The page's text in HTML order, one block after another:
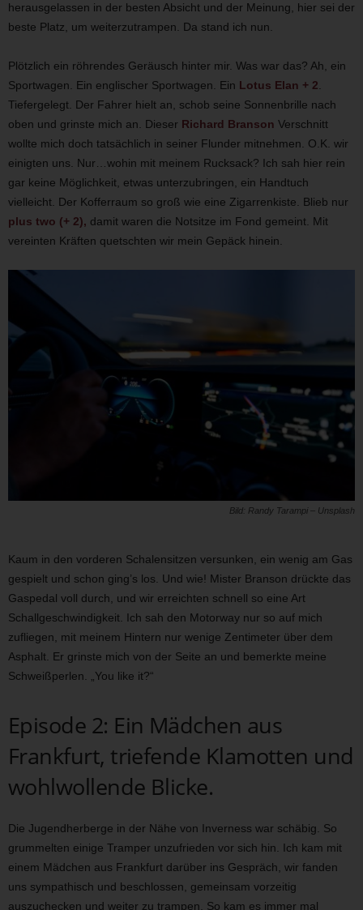
herausgelassen in der besten Absicht und der Meinung, hier sei der
beste Platz, um weiterzutrampen. Da stand ich nun.
Plötzlich ein röhrendes Geräusch hinter mir. Was war das? Ah, ein
Sportwagen. Ein englischer Sportwagen. Ein Lotus Elan + 2
Tiefergelegt. Der Fahrer hielt an, schob seine Sonnenbrille nach
oben und grinste mich an. Dieser Richard Branson Verschnitt
wollte mich doch tatsächlich in seiner Flunder mitnehmen. O.K. wir
einigten uns. Nur…wohin mit meinem Rucksack? Ich sah hier rein
gar keine Möglichkeit, etwas unterzubringen, ein Handtuch
vielleicht. Der Kofferraum so groß wie eine Zigarrenkiste. Blieb nur
plus two (+ 2), damit waren die Notsitze im Fond gemeint. Mit
vereinten Kräften quetschten wir mein Gepäck hinein.
Bild: Randy Tarampi – Unsplash
Kaum in den vorderen Schalensitzen versunken, ein wenig am Gas
gespielt und schon ging’s los. Und wie! Mister Branson drückte das
Gaspedal voll durch, und wir erreichten schnell so eine Art
Schallgeschwindigkeit. Ich sah den Motorway nur so auf mich
zufliegen, mit meinem Hintern nur wenige Zentimeter über dem
Asphalt. Er grinste mich von der Seite an und bemerkte meine
Schweißperlen. „You like it?“
Episode 2: Ein Mädchen aus
Frankfurt, triefende Klamotten und
wohlwollende Blicke.
Die Jugendherberge in der Nähe von Inverness war schäbig. So
grummelten einige Tramper unzufrieden vor sich hin. Ich kam mit
einem Mädchen aus Frankfurt darüber ins Gespräch, wir fanden
uns sympathisch und beschlossen, gemeinsam vorzeitig
auszuchecken und weiter zu trampen. So kam es immer mal